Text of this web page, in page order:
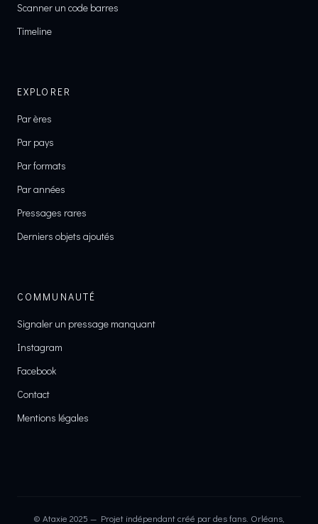
Scanner un code barres
Timeline
EXPLORER
Par ères
Par pays
Par formats
Par années
Pressages rares
Derniers objets ajoutés
COMMUNAUTÉ
Signaler un pressage manquant
Instagram
Facebook
Contact
Mentions légales
© Ataxie 2025 — Projet indépendant créé par des fans. Orléans,